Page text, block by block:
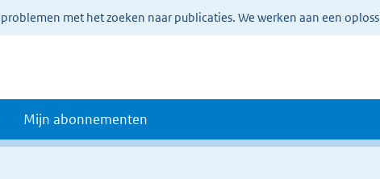
met het zoeken naar publicaties. We werken aan een
Mijn abonnementen